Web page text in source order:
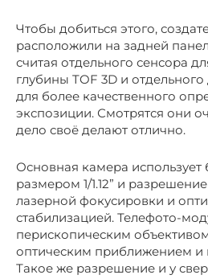
Чтобы добиться этого,
расположили на задней
считая отдельного сенсора
глубины TOF 3D и
для более качественного
экспозиции. Смотрятся они
дело своё делают отлично.
Основная камера
размером 1/1.12” и
лазерной фокусировки и
стабилизацией. Телефото-
перископическим
оптическим приближением и
Такое же разрешение и у